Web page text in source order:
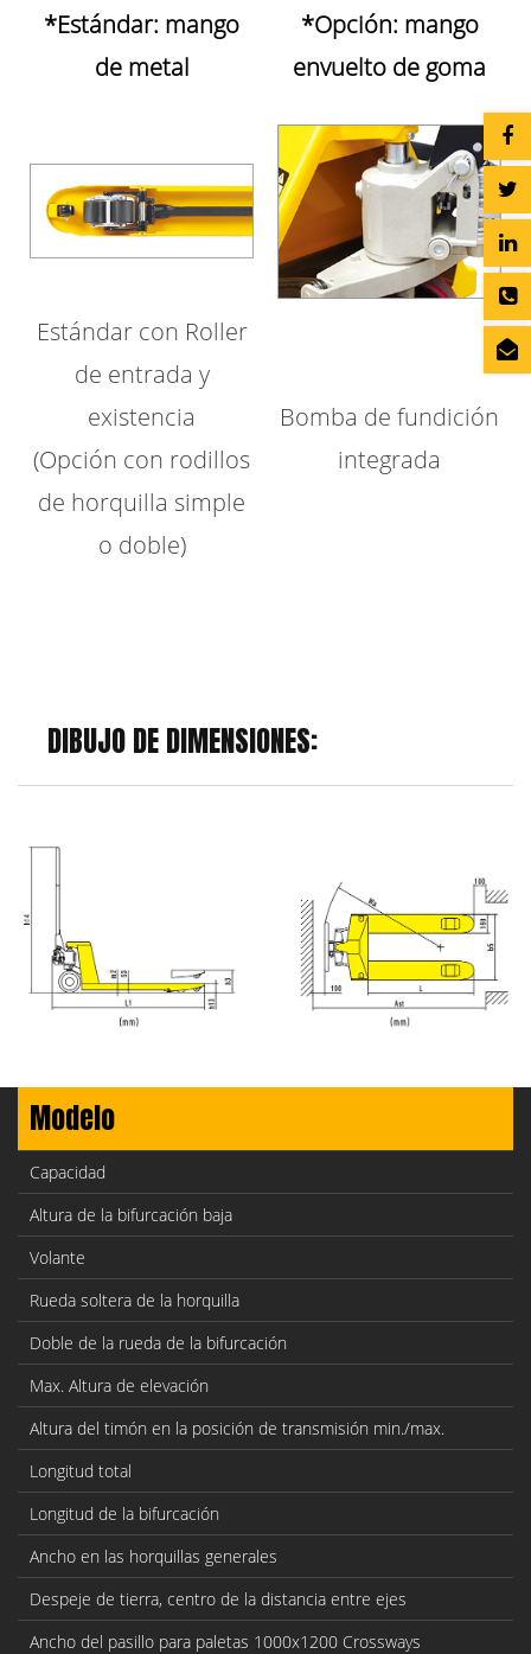
*Estándar: mango
de metal
*Opción: mango
envuelto de goma
Estándar con Roller
de entrada y
existencia
(Opción con rodillos
de horquilla simple
o doble)
Bomba de fundición
integrada
DIBUJO DE DIMENSIONES:
Modelo
Capacidad
Altura de la bifurcación baja
Volante
Rueda soltera de la horquilla
Doble de la rueda de la bifurcación
Max. Altura de elevación
Altura del timón en la posición de transmisión min./max.
Longitud total
Longitud de la bifurcación
Ancho en las horquillas generales
Despeje de tierra, centro de la distancia entre ejes
Ancho del pasillo para paletas 1000x1200 Crossways